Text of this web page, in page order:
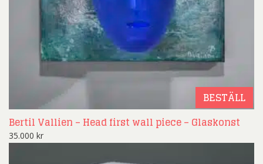
BESTÄLL
Bertil Vallien – Head first wall piece – Glaskonst
35.000 kr